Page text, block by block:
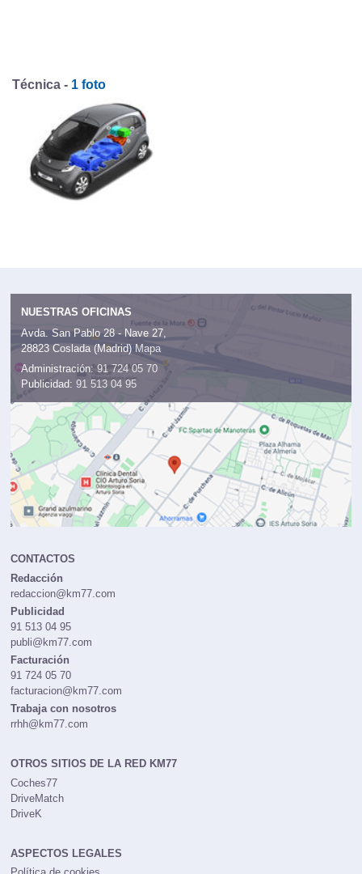
Técnica - 1 foto
NUESTRAS OFICINAS
Avda. San Pablo 28 - Nave 27,
28823 Coslada (Madrid) Mapa
Administración: 91 724 05 70
Publicidad: 91 513 04 95
CONTACTOS
Redacción
redaccion@km77.com
Publicidad
91 513 04 95
publi@km77.com
Facturación
91 724 05 70
facturacion@km77.com
Trabaja con nosotros
rrhh@km77.com
OTROS SITIOS DE LA RED KM77
Coches77
DriveMatch
DriveK
ASPECTOS LEGALES